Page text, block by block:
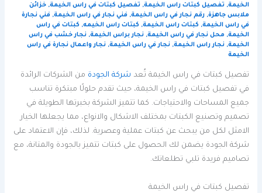
الخيمة,تفصيل كبتات راس الخيمة,تفصيل كبتات في راس الخيمة,خزائن
ملابس جاهزة,رقم نجار في راس الخيمة,فني نجار في راس الخيمة,فني نجارة
في راس الخيمة,كبتات راس الخيمة,كبتات راس الخيمه,كبتات في راس
الخيمة, محل نجار في راس الخيمة,نجار براس الخيمة,نجار خشب في راس
الخيمة,نجار راس الخيمة,نجار في راس الخيمة,نجار واعمال نجارة في راس
الخيمة
تفصيل كبتات في راس الخيمة تُعد شركة الجودة من الشركات الرائدة
في تفصيل كبتات في راس الخيمة، حيث تقدم حلولًا مبتكرة تناسب
جميع المساحات والاحتياجات. كما تتميز الشركة بخبرتها الطويلة في
تصميم وتصنيع الكبتات بمختلف الاشكال والانواع، مما يجعلها الخيار
الامثل لكل من يبحث عن كبتات عملية وعصرية. لذلك، فإن الاعتماد على
شركة الجودة يضمن لك الحصول على كبتات تتميز بالجودة والمتانة، مع
تصاميم فريدة تلبي تطلعاتك.
تفصيل كبتات في راس الخيمة